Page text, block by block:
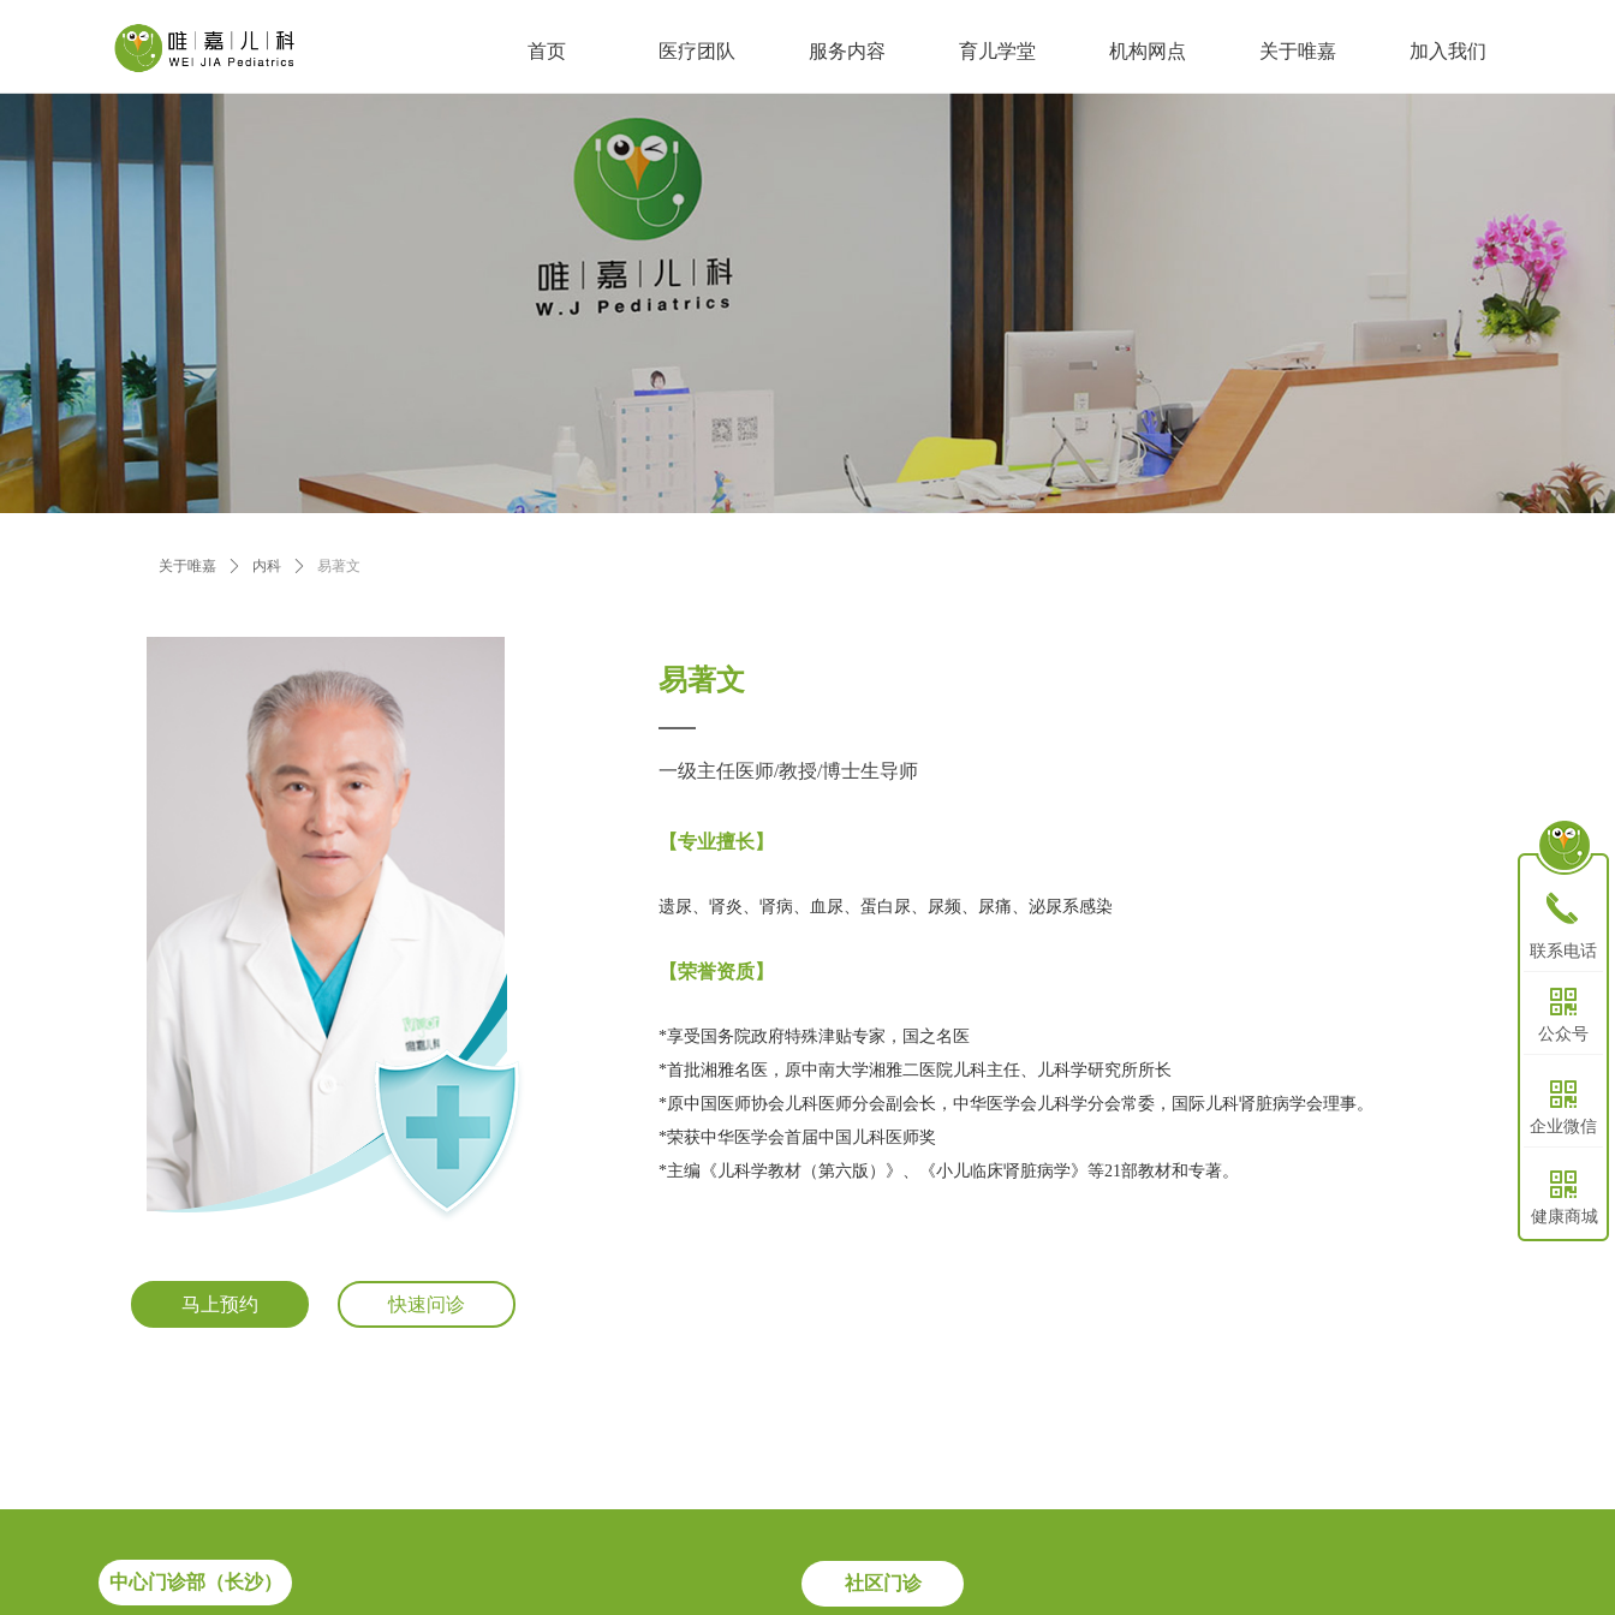
首页 医疗团队 服务内容 育儿学堂 机构网点 关于唯嘉 加入我们
关于唯嘉 ꄲ 内科 ꄲ 易著文
易著文
一级主任医师/教授/博士生导师
【专业擅长】
遗尿、肾炎、肾病、血尿、蛋白尿、尿频、尿痛、泌尿系感染
【荣誉资质】
*享受国务院政府特殊津贴专家，国之名医
*首批湘雅名医，原中南大学湘雅二医院儿科主任、儿科学研究所所长
*原中国医师协会儿科医师分会副会长，中华医学会儿科学分会常委，国际儿科肾脏病学会理事。
*荣获中华医学会首届中国儿科医师奖
*主编《儿科学教材（第六版）》、《小儿临床肾脏病学》等21部教材和专著。
快速问诊
马上预约
中心门诊部（长沙） 社区门诊
끅
联系电话
낃
公众号
낃
企业微信
낃
健康商城